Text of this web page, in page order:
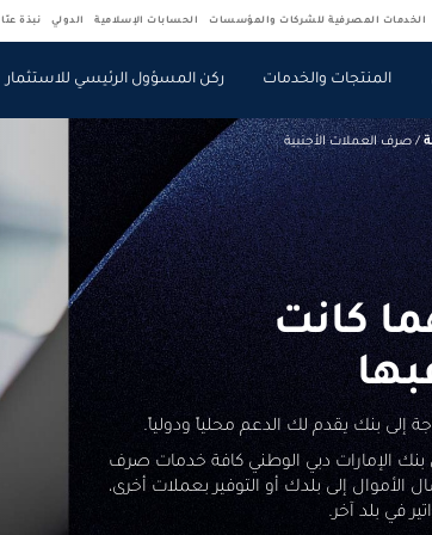
الخدمات المصرفية للشركات والمؤسسات الحسابات الإسلامية الدولي نبذة عنّا
المنتجات والخدمات ركن المسؤول الرئيسي للاستثمار
/صرف العملات الأجنبية
كانت
إلى بنك يقدم لك الدعم محلياً ودولياً.
الإمارات دبي الوطني كافة خدمات صرف
الأموال إلى بلدك أو التوفير بعملات أخرى،
في بلد آخر.